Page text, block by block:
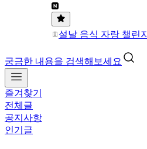
설날 음식 자랑 챌린지
궁금한 내용을 검색해보세요
즐겨찾기
전체글
공지사항
인기글